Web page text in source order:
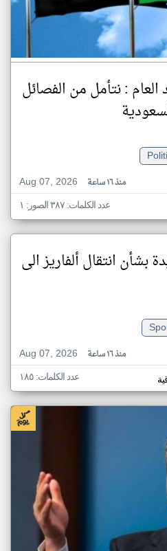
: نتأمل من الفصائل
Aug 07, 2026
منذ ١٦ ساعة
عدد الكلمات: ٣٨٧ الصور: ١
انتقال ألفاريز الى
Aug 07, 2026
منذ ١٦ ساعة
عدد الكلمات: ١٨٥